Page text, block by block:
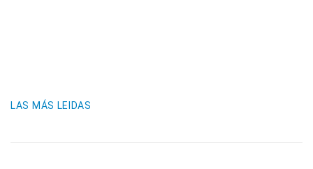
LAS MÁS LEIDAS